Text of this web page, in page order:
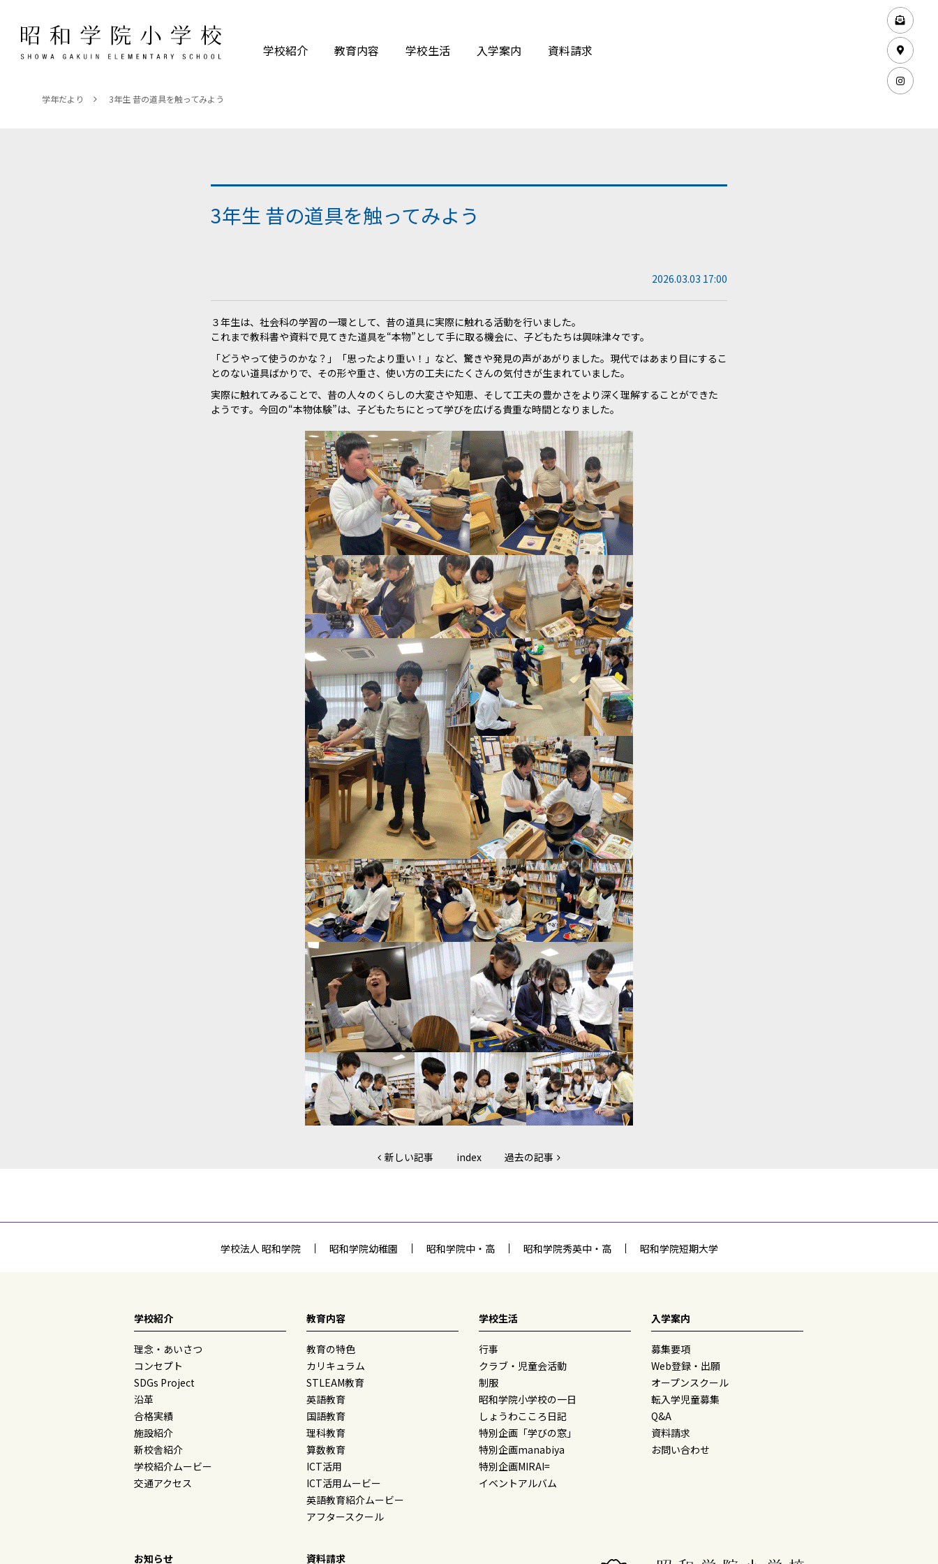
学校紹介 教育内容 学校生活 入学案内 資料請求
学年だより 3年生 昔の道具を触ってみよう
3年生 昔の道具を触ってみよう
2026.03.03 17:00
３年生は、社会科の学習の一環として、昔の道具に実際に触れる活動を行いました。
これまで教科書や資料で見てきた道具を“本物”として手に取る機会に、子どもたちは興味津々です。
「どうやって使うのかな？」「思ったより重い！」など、驚きや発見の声があがりました。現代ではあまり目にするこ
とのない道具ばかりで、その形や重さ、使い方の工夫にたくさんの気付きが生まれていました。
実際に触れてみることで、昔の人々のくらしの大変さや知恵、そして工夫の豊かさをより深く理解することができた
ようです。今回の“本物体験”は、子どもたちにとって学びを広げる貴重な時間となりました。
新しい記事 index 過去の記事
学校法人 昭和学院 昭和学院幼稚園 昭和学院中・高 昭和学院秀英中・高 昭和学院短期大学
学校紹介
理念・あいさつ
コンセプト
SDGs Project
沿革
合格実績
施設紹介
新校舎紹介
学校紹介ムービー
交通アクセス
教育内容
教育の特色
カリキュラム
STLEAM教育
英語教育
国語教育
理科教育
算数教育
ICT活用
ICT活用ムービー
英語教育紹介ムービー
アフタースクール
学校生活
行事
クラブ・児童会活動
制服
昭和学院小学校の一日
しょうわこころ日記
特別企画「学びの窓」
特別企画manabiya
特別企画MIRAI=
イベントアルバム
入学案内
募集要項
Web登録・出願
オープンスクール
転入学児童募集
Q&A
資料請求
お問い合わせ
お知らせ 資料請求